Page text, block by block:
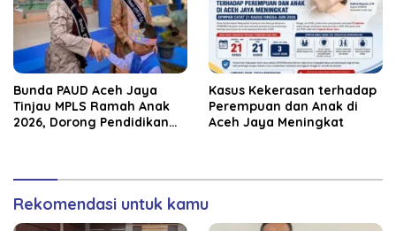
Bunda PAUD Aceh Jaya
Tinjau MPLS Ramah Anak
2026, Dorong Pendidikan
Kasus Kekerasan terhadap
Perempuan dan Anak di
Aceh Jaya Meningkat
Rekomendasi untuk kamu